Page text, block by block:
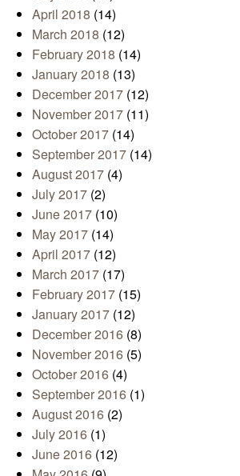
April 2018 (14)
March 2018 (12)
February 2018 (14)
January 2018 (13)
December 2017 (12)
November 2017 (11)
October 2017 (14)
September 2017 (14)
August 2017 (4)
July 2017 (2)
June 2017 (10)
May 2017 (14)
April 2017 (12)
March 2017 (17)
February 2017 (15)
January 2017 (12)
December 2016 (8)
November 2016 (5)
October 2016 (4)
September 2016 (1)
August 2016 (2)
July 2016 (1)
June 2016 (12)